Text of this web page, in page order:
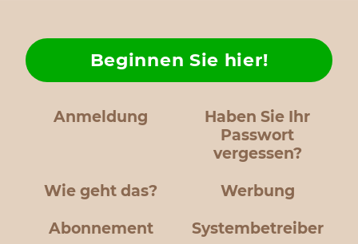
Anmeldung
Haben Sie Ihr
Passwort
vergessen?
Wie geht das?
Beginnen Sie hier!
Werbung
Abonnement Systembetreiber